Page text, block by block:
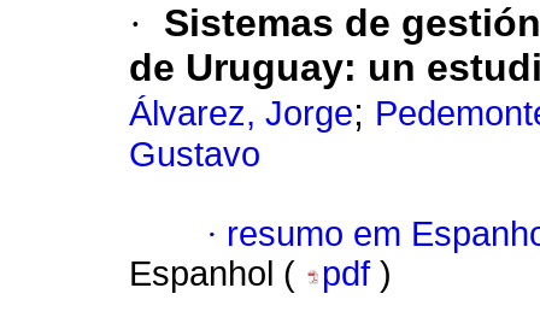
·
Sistemas de
de Uruguay: un
Álvarez, Jorge;
Gustavo
· resumo em
Espanhol (
pdf )